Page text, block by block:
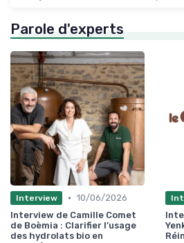
Parole d'experts
Interview • 10/06/2026
Interview de Camille Comet
de Boèmia : Clarifier l’usage
des hydrolats bio en